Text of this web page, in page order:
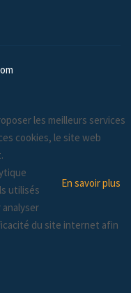
les meilleurs services
cookies, le site web
En savoir plus
utilisés
analyser
du site internet afin